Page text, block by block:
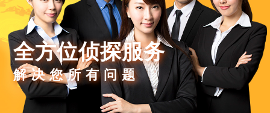
全方位侦探服务
解决您所有问题